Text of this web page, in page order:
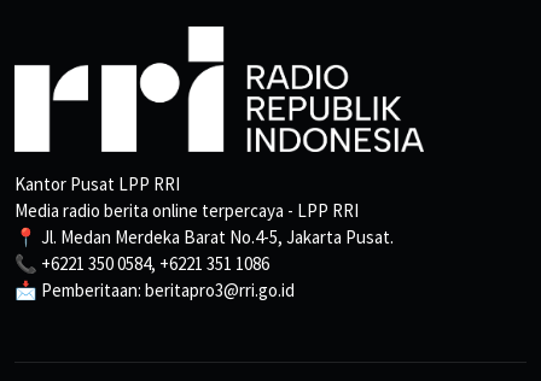
Kantor Pusat LPP RRI
Media radio berita online terpercaya - LPP RRI
📍 Jl. Medan Merdeka Barat No.4-5, Jakarta Pusat.
📞 +6221 350 0584, +6221 351 1086
📩 Pemberitaan: beritapro3@rri.go.id